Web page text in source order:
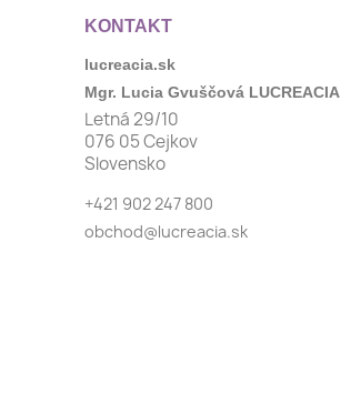
KONTAKT
lucreacia.sk
Mgr. Lucia Gvuščová LUCREACIA
Letná 29/10
076 05 Cejkov
Slovensko
+421 902 247 800
obchod@lucreacia.sk